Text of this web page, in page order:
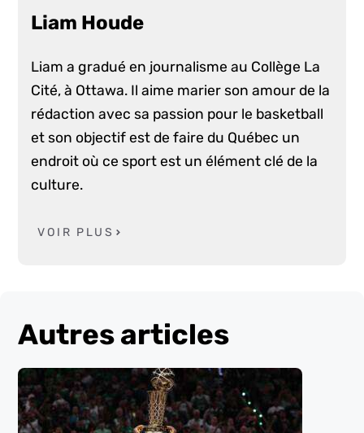
Liam Houde
Liam a gradué en journalisme au Collège La
Cité, à Ottawa. Il aime marier son amour de la
rédaction avec sa passion pour le basketball
et son objectif est de faire du Québec un
endroit où ce sport est un élément clé de la
culture.
VOIR PLUS
Autres articles